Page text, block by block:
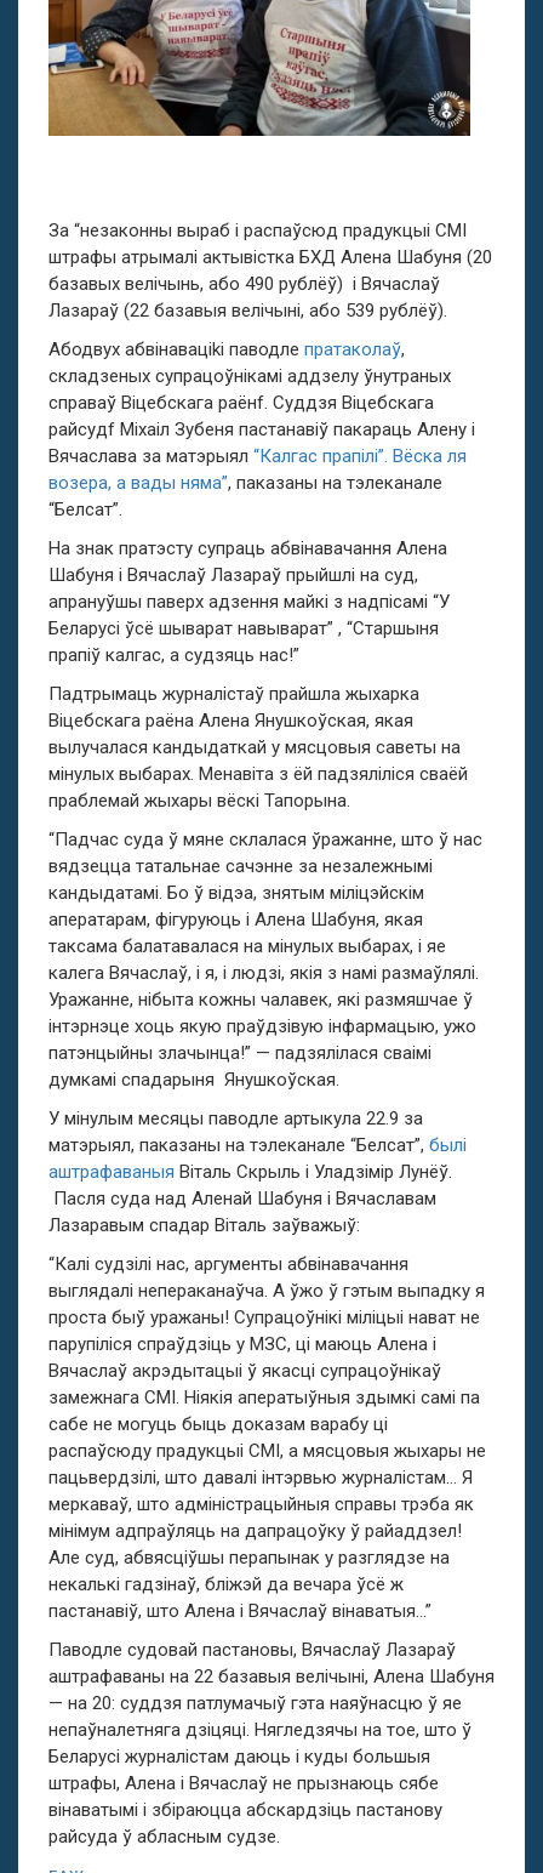
За “незаконны выраб і распаўсюд прадукцыі СМІ
штрафы атрымалі актывістка БХД Алена Шабуня (20
базавых велічынь, або 490 рублёў) і Вячаслаў
Лазараў (22 базавыя велічыні, або 539 рублёў).
Абодвух абвінаваціkі паводле пратаколаў,
складзеных супрацоўнікамі аддзелу ўнутраных
справаў Віцебскага раёнf. Суддзя Віцебскага
райсудf Міхаіл Зубеня пастанавіў пакараць Алену і
Вячаслава за матэрыял “Калгас прапілі”. Вёска ля
возера, а вады няма”, паказаны на тэлеканале
“Белсат”.
На знак пратэсту супраць абвінавачання Алена
Шабуня і Вячаслаў Лазараў прыйшлі на суд,
апрануўшы паверх адзення майкі з надпісамі “У
Беларусі ўсё шыварат навыварат” , “Старшыня
прапіў калгас, а судзяць нас!”
Падтрымаць журналістаў прайшла жыхарка
Віцебскага раёна Алена Янушкоўская, якая
вылучалася кандыдаткай у мясцовыя саветы на
мінулых выбарах. Менавіта з ёй падзяліліся сваёй
праблемай жыхары вёскі Тапорына.
“Падчас суда ў мяне склалася ўражанне, што ў нас
вядзецца татальнае сачэнне за незалежнымі
кандыдатамі. Бо ў відэа, знятым міліцэйскім
аператарам, фігуруюць і Алена Шабуня, якая
таксама балатавалася на мінулых выбарах, і яе
калега Вячаслаў, і я, і людзі, якія з намі размаўлялі.
Уражанне, нібыта кожны чалавек, які размяшчае ў
інтэрнэце хоць якую праўдзівую інфармацыю, ужо
патэнцыйны злачынца!” — падзялілася сваімі
думкамі спадарыня Янушкоўская.
У мінулым месяцы паводле артыкула 22.9 за
матэрыял, паказаны на тэлеканале “Белсат”, былі
аштрафаваныя Віталь Скрыль і Уладзімір Лунёў.
Пасля суда над Аленай Шабуня і Вячаславам
Лазаравым спадар Віталь заўважыў:
“Калі судзілі нас, аргументы абвінавачання
выглядалі непераканаўча. А ўжо ў гэтым выпадку я
проста быў уражаны! Супрацоўнікі міліцыі нават не
парупіліся спраўдзіць у МЗС, ці маюць Алена і
Вячаслаў акрэдытацыі ў якасці супрацоўнікаў
замежнага СМІ. Ніякія аператыўныя здымкі самі па
сабе не могуць быць доказам варабу ці
распаўсюду прадукцыі СМІ, а мясцовыя жыхары не
пацьвердзілі, што давалі інтэрвью журналістам… Я
меркаваў, што адміністрацыйныя справы трэба як
мінімум адпраўляць на дапрацоўку ў райаддзел!
Але суд, абвясціўшы перапынак у разглядзе на
некалькі гадзінаў, бліжэй да вечара ўсё ж
пастанавіў, што Алена і Вячаслаў вінаватыя…”
Паводле судовай пастановы, Вячаслаў Лазараў
аштрафаваны на 22 базавыя велічыні, Алена Шабуня
— на 20: суддзя патлумачыў гэта наяўнасцю ў яе
непаўналетняга дзіцяці. Нягледзячы на тое, што ў
Беларусі журналістам даюць і куды большыя
штрафы, Алена і Вячаслаў не прызнаюць сябе
вінаватымі і збіраюцца абскардзіць пастанову
райсуда ў абласным судзе.